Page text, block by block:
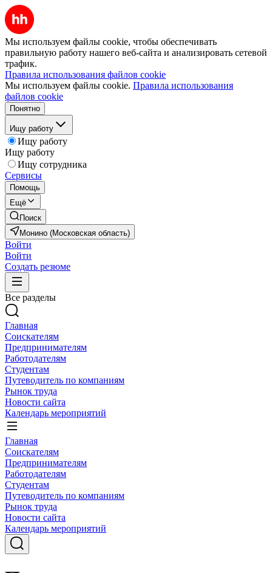
Мы используем файлы cookie, чтобы обеспечивать
правильную работу нашего веб-сайта и анализировать сетевой
трафик.
Правила использования файлов cookie
Мы используем файлы cookie. Правила использования
файлов cookie
Понятно
Ищу работу
Ищу работу
Ищу работу
Ищу сотрудника
Сервисы
Помощь
Ещё
Поиск
Монино (Московская область)
Войти
Войти
Создать резюме
Все разделы
Главная
Соискателям
Предпринимателям
Работодателям
Студентам
Путеводитель по компаниям
Рынок труда
Новости сайта
Календарь мероприятий
Главная
Соискателям
Предпринимателям
Работодателям
Студентам
Путеводитель по компаниям
Рынок труда
Новости сайта
Календарь мероприятий